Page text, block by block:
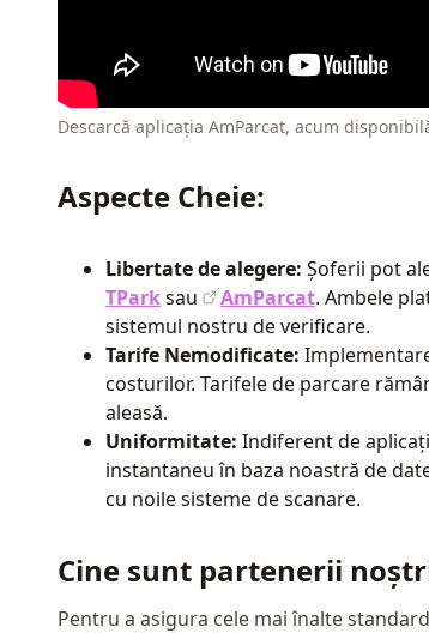
Descarcă aplicația AmParcat, acum
Aspecte Cheie:
Libertate de alegere: Șoferii pot
TParksau AmParcat. Ambele
sistemul nostru de verificare.
Tarife Nemodificate:
costurilor. Tarifele de parcare
aleasă.
Uniformitate: Indiferent de
instantaneu în baza noastră de
cu noile sisteme de scanare.
Cine sunt partenerii
Pentru a asigura cele mai înalte